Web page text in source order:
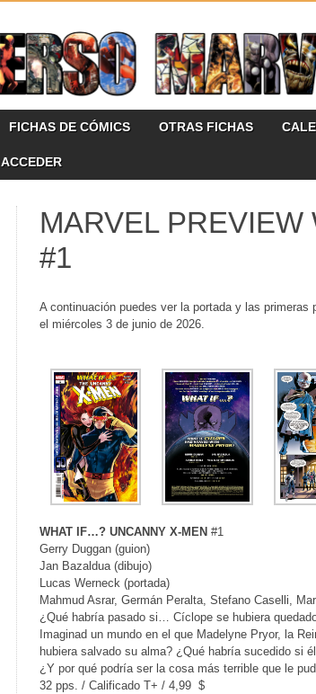
FICHAS DE CÓMICS OTRAS FICHAS
ACCEDER
MARVEL
#1
A continuación puedes ver la portada y las primeras
el miércoles 3 de junio de 2026.
WHAT IF…? UNCANNY X-MEN #1
Gerry Duggan (guion)
Jan Bazaldua (dibujo)
Lucas Werneck (portada)
Mahmud Asrar, Germán Peralta, Stefano Caselli,
¿Qué habría pasado si… Cíclope se hubiera
Imaginad un mundo en el que Madelyne Pryor, la
hubiera salvado su alma? ¿Qué habría sucedido si
¿Y por qué podría ser la cosa más terrible que le
32 pps. / Calificado T+ / 4,99 $